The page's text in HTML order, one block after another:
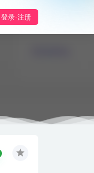
登录·注册